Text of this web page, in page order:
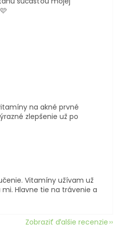
je 5 z 5 hviezdičiek.
je 5 z 5 hviezdičiek.
na akné prvné
zlepšenie už po
je 5 z 5 hviezdičiek.
Vitamíny užívam už
Hlavne tie na trávenie a
Zobraziť ďalšie recenzie